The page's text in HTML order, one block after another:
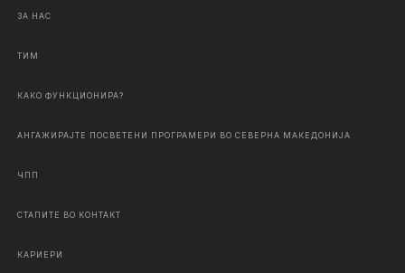
ЗА НАС
ТИМ
КАКО ФУНКЦИОНИРА?
АНГАЖИРАЈТЕ ПОСВЕТЕНИ ПРОГРАМЕРИ ВО СЕВЕРНА МАКЕДОНИЈА
ЧПП
СТАПИТЕ ВО КОНТАКТ
КАРИЕРИ